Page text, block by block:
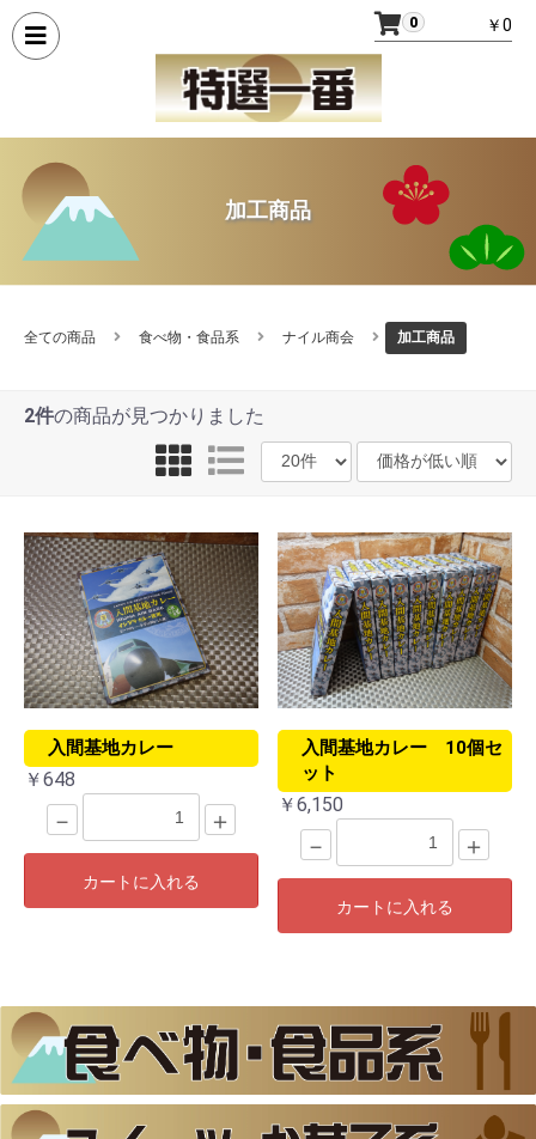
0 ￥0
加工商品
全ての商品 食べ物・食品系 ナイル商会 加工商品
2件の商品が見つかりました
入間基地カレー
￥648
－ ＋
カートに入れる
入間基地カレー 10個セ
ット
￥6,150
－ ＋
カートに入れる